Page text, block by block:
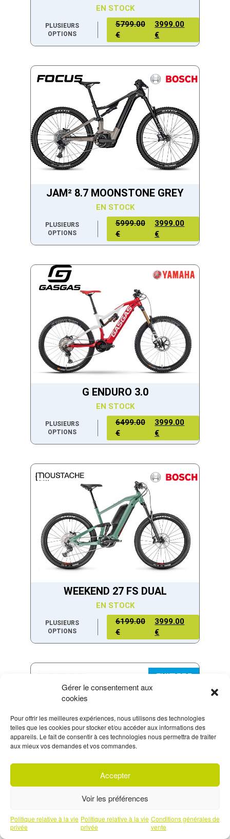
Gérer le consentement aux
cookies
Pour offrir les meilleures expériences, nous utilisons des technologies
telles que les cookies pour stocker et/ou accéder aux informations des
appareils. Le fait de consentir à ces technologies nous permettra de traiter
aux mieux vos demandes et vos commandes.
Accepter
Voir les préférences
Politique relative à la vie
privée
Politique relative à la vie
privée
Conditions générales de
vente
EN STOCK
PLUSIEURS
OPTIONS
5799.00
€
3999.00
€
JAM² 8.7 MOONSTONE GREY
EN STOCK
PLUSIEURS
OPTIONS
5999.00
€
3999.00
€
G ENDURO 3.0
EN STOCK
PLUSIEURS
OPTIONS
6499.00
€
3999.00
€
WEEKEND 27 FS DUAL
EN STOCK
PLUSIEURS
OPTIONS
6199.00
€
3999.00
€
SIGHT C2 VLT 900WH GREY/BLACK
EN STOCK
PLUSIEURS
7999.00
3999.00
€
notre newsletter
avec l'un de nos experts